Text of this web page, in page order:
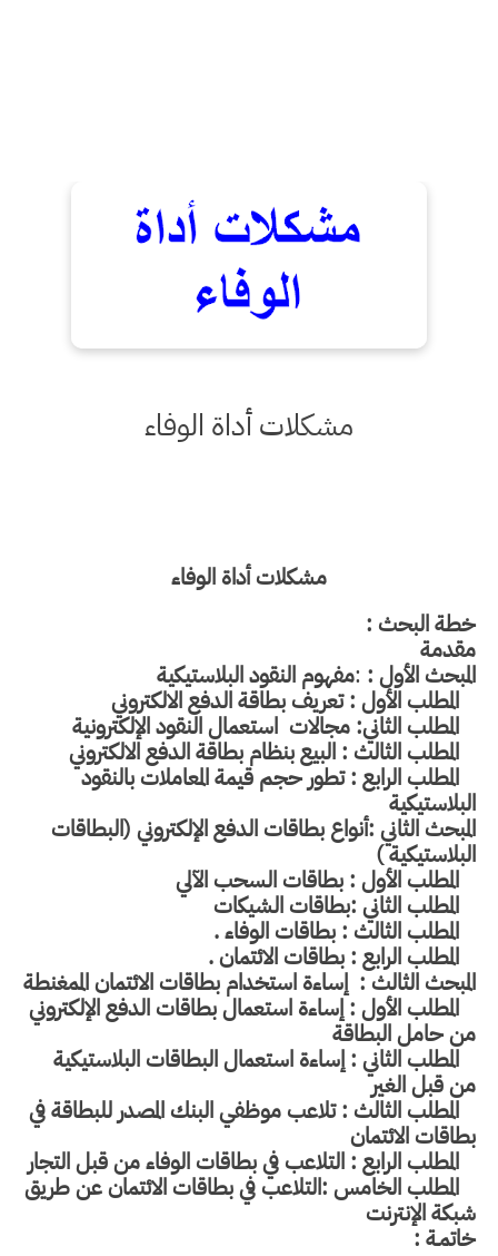
مشكلات أداة الوفاء
مشكلات أداة الوفاء
خطة البحث :
مقدمة
المبحث الأول : :مفهوم النقود البلاستيكية
المطلب الأول : تعريف بطاقة الدفع الالكتروني
المطلب الثاني: مجالات استعمال النقود الإلكترونية
المطلب الثالث : البيع بنظام بطاقة الدفع الالكتروني
المطلب الرابع : تطور حجم قيمة المعاملات بالنقود
البلاستيكية
المبحث الثاني :أنواع بطاقات الدفع الإلكتروني (البطاقات
البلاستيكية )
المطلب الأول : بطاقات السحب الآلي
المطلب الثاني :بطاقات الشيكات
المطلب الثالث : بطاقات الوفاء .
المطلب الرابع : بطاقات الائتمان .
المبحث الثالث : إساءة استخدام بطاقات الائتمان الممغنطة
المطلب الأول : إساءة استعمال بطاقات الدفع الإلكتروني
من حامل البطاقة
المطلب الثاني : إساءة استعمال البطاقات البلاستيكية
من قبل الغير
المطلب الثالث : تلاعب موظفي البنك المصدر للبطاقة في
بطاقات الائتمان
المطلب الرابع : التلاعب في بطاقات الوفاء من قبل التجار
المطلب الخامس :التلاعب في بطاقات الائتمان عن طريق
شبكة الإنترنت
خاتمـة :